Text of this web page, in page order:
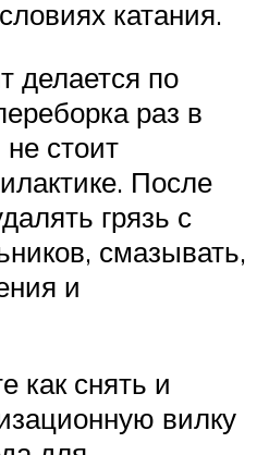
катания.
делается по
раз в
стоит
После
грязь с
смазывать,
и
как снять и
вилку